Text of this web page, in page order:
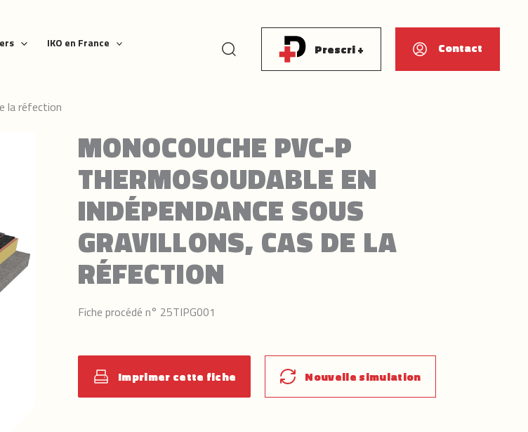
IKO en France
Rechercher
Prescri + Contact
la réfection
MONOCOUCHE PVC-P
THERMOSOUDABLE EN
INDÉPENDANCE SOUS
GRAVILLONS, CAS DE LA
RÉFECTION
Fiche procédé n° 25TIPG001
Imprimer cette fiche Nouvelle simulation